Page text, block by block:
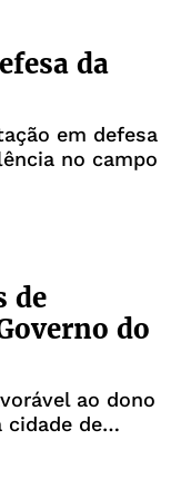
da
em defesa
no campo
de
do
ao dono
cidade de